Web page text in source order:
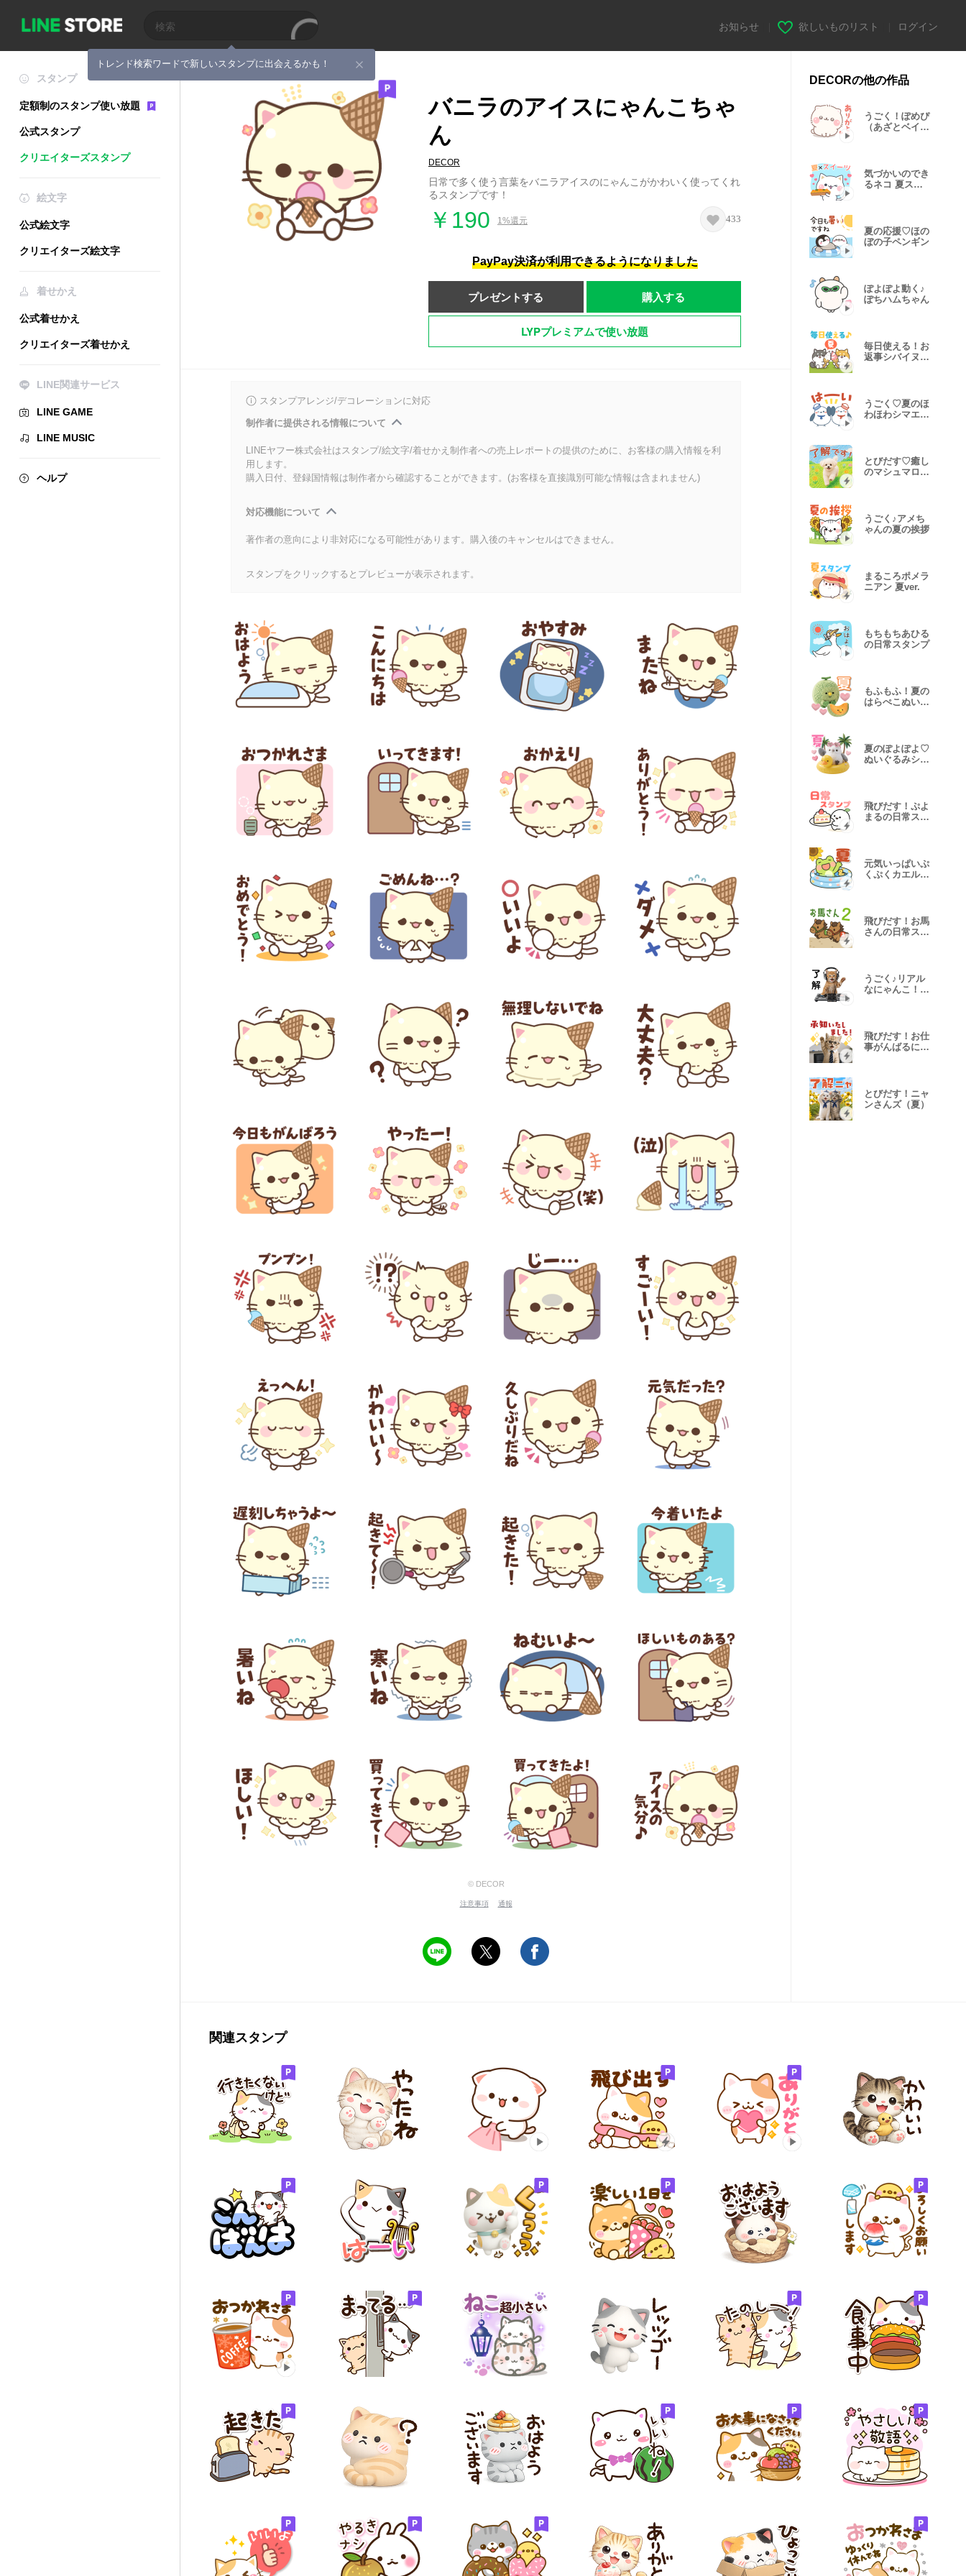
トレンド検索ワードで新しいスタンプに出会えるかも！
お知らせ 欲しいものリスト ログイン
スタンプ
定額制のスタンプ使い放題
公式スタンプ
クリエイターズスタンプ
絵文字
公式絵文字
クリエイターズ絵文字
着せかえ
公式着せかえ
クリエイターズ着せかえ
LINE関連サービス
LINE GAME
LINE MUSIC
ヘルプ
バニラのアイスにゃんこちゃ
ん
DECOR
日常で多く使う言葉をバニラアイスのにゃんこがかわいく使ってくれ
るスタンプです！
￥190 1%還元 433
PayPay決済が利用できるようになりました
プレゼントする 購入する
LYPプレミアムで使い放題
スタンプアレンジ/デコレーションに対応
制作者に提供される情報について
LINEヤフー株式会社はスタンプ/絵文字/着せかえ制作者への売上レポートの提供のために、お客様の購入情報を利
用します。
購入日付、登録国情報は制作者から確認することができます。(お客様を直接識別可能な情報は含まれません)
対応機能について
著作者の意向により非対応になる可能性があります。購入後のキャンセルはできません。
スタンプをクリックするとプレビューが表示されます。
© DECOR
注意事項 通報
DECORの他の作品
うごく！ぽめぴ
（あざとベイビ
気づかいのでき
るネコ 夏スイ
夏の応援♡ほの
ぼの子ペンギン
ぽよぽよ動く♪
ぽちハムちゃん
毎日使える！お
返事シバイヌく
うごく♡夏のほ
わほわシマエナ
とびだす♡癒し
のマシュマロわ
うごく♪アメち
ゃんの夏の挨拶
まるころポメラ
ニアン 夏ver.
もちもちあひる
の日常スタンプ
もふもふ！夏の
はらぺこぬいぐ
夏のぽよぽよ♡
ぬいぐるみシマ
飛びだす！ぷよ
まるの日常スタ
元気いっぱいぷ
くぷくカエルく
飛びだす！お馬
さんの日常スタ
うごく♪リアル
なにゃんこ！日
飛びだす！お仕
事がんばるにゃ
とびだす！ニャ
ンさんズ（夏）
関連スタンプ